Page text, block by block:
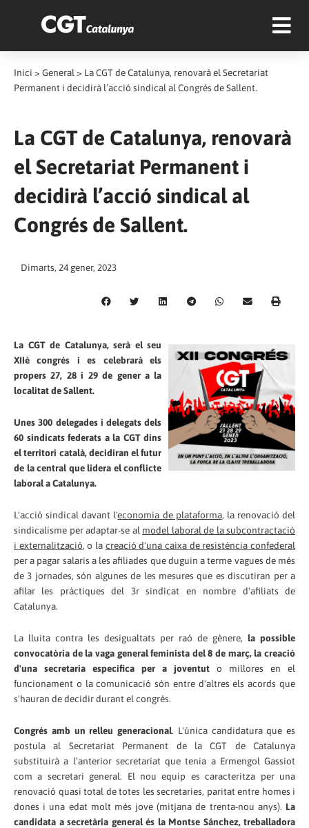
Inici > General > La CGT de Catalunya, renovarà el Secretariat
Permanent i decidirà l’acció sindical al Congrés de Sallent.
La CGT de Catalunya, renovarà
el Secretariat Permanent i
decidirà l’acció sindical al
Congrés de Sallent.
Dimarts, 24 gener, 2023
La CGT de Catalunya, serà el seu
XIIè congrés i es celebrarà els
propers 27, 28 i 29 de gener a la
localitat de Sallent.
Unes 300 delegades i delegats dels
60 sindicats federats a la CGT dins
el territori català, decidiran el futur
de la central que lidera el conflicte
laboral a Catalunya.
L'acció sindical davant l'economia de plataforma, la renovació del
sindicalisme per adaptar-se al model laboral de la subcontractació
i externalització, o la creació d'una caixa de resistència confederal
per a pagar salaris a les afiliades que duguin a terme vagues de més
de 3 jornades, són algunes de les mesures que es discutiran per a
afilar les pràctiques del 3r sindicat en nombre d'afiliats de
Catalunya.
La lluita contra les desigualtats per raó de gènere, la possible
convocatòria de la vaga general feminista del 8 de març, la creació
d'una secretaria especifica per a joventut o millores en el
funcionament o la comunicació són entre d'altres els acords que
s'hauran de decidir durant el congrés.
Congrés amb un relleu generacional. L'única candidatura que es
postula al Secretariat Permanent de la CGT de Catalunya
substituirà a l’anterior secretariat que tenia a Ermengol Gassiot
com a secretari general. El nou equip es caracteritza per una
renovació quasi total de totes les secretaries, paritat entre homes i
dones i una edat molt més jove (mitjana de trenta-nou anys). La
candidata a secretària general és la Montse Sánchez, treballadora